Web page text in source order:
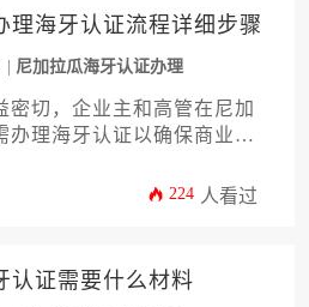
合法化，为顺利进入尼加拉
理海牙认证流程详细步骤
尼加拉瓜海牙认证办理
密切，企业主和高管在尼加
办理海牙认证以确保商业文
程，涵盖从文件准备、尼加
办理海牙认证，为商业活动
224 人看过
认证需要什么材料